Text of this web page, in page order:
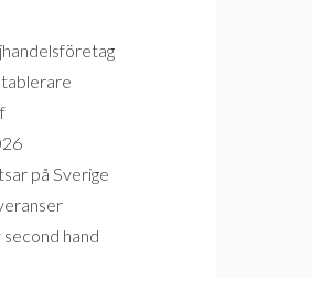
på Sverige
hand